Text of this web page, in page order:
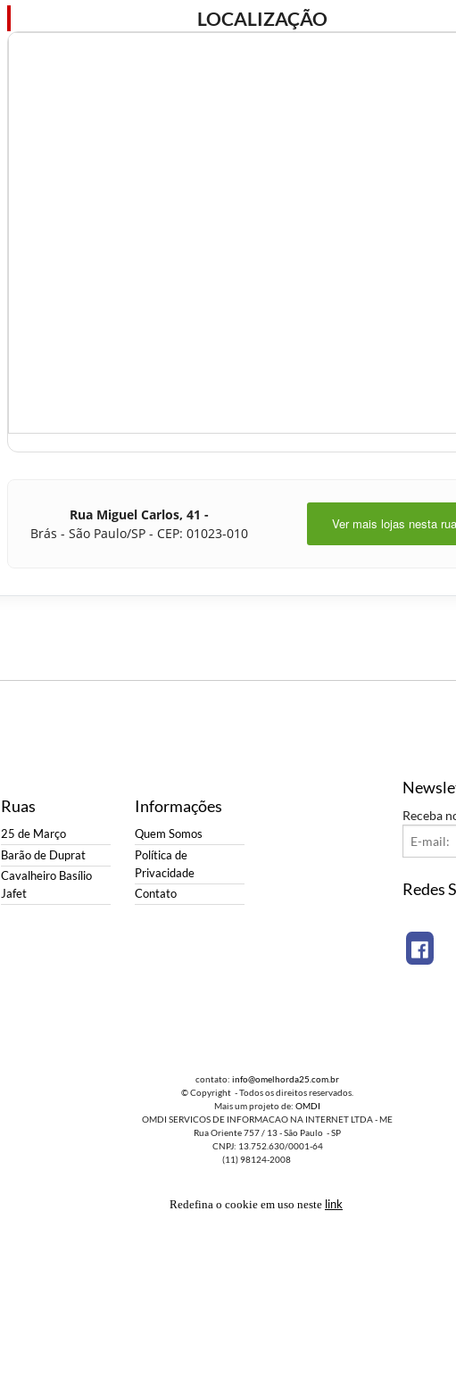
LOCALIZAÇÃO
Rua Miguel Carlos, 41 -
Brás - São Paulo/SP - CEP: 01023-010
Ver mais lojas nesta rua
Ruas
25 de Março
Barão de Duprat
Cavalheiro Basílio
Jafet
Informações
Quem Somos
Política de
Privacidade
Contato
Receba
Redes
contato: info@omelhorda25.com.br
© Copyright - Todos os direitos reservados.
Mais um projeto de: OMDI
OMDI SERVICOS DE INFORMACAO NA INTERNET LTDA - ME
Rua Oriente 757 / 13 - São Paulo - SP
CNPJ: 13.752.630/0001-64
(11) 98124-2008
Redefina o cookie em uso neste link